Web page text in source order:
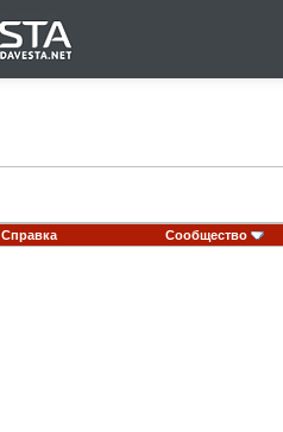
Справка Сообщество